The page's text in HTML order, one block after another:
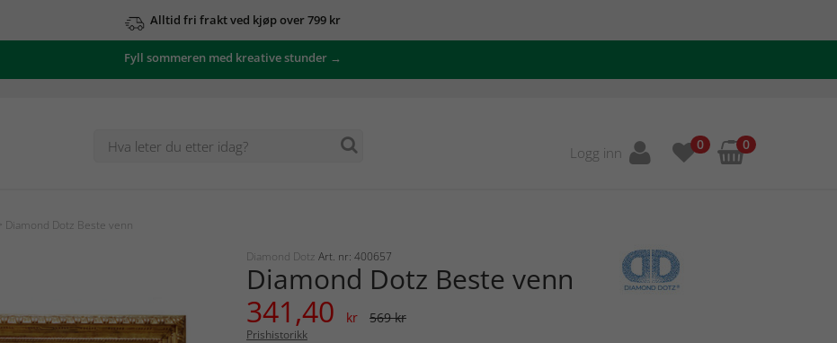
Alltid fri frakt ved kjøp over 799 kr
Fyll sommeren med kreative stunder →
Logg inn 0 0
> Diamond Dotz Beste venn
Diamond Dotz Art. nr: 400657
Diamond Dotz Beste venn
341,40 kr 569 kr
Prishistorikk